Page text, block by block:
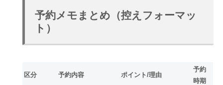
予約メモまとめ（控えフォーマッ
ト）
区分 予約内容 ポイント/理由
予約
時期